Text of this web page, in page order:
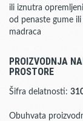
ili iznutra
od penaste gume
madraca
PROIZVODNJA
PROSTORE
Šifra delatnosti:
Obuhvata